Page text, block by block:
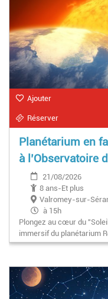
Ajouter
Réserver
Planétarium en
à l’Observatoire
21/08/2026
8 ans-Et plus
Valromey-sur-
à 15h
Plongez au cœur du
immersif du planétarium